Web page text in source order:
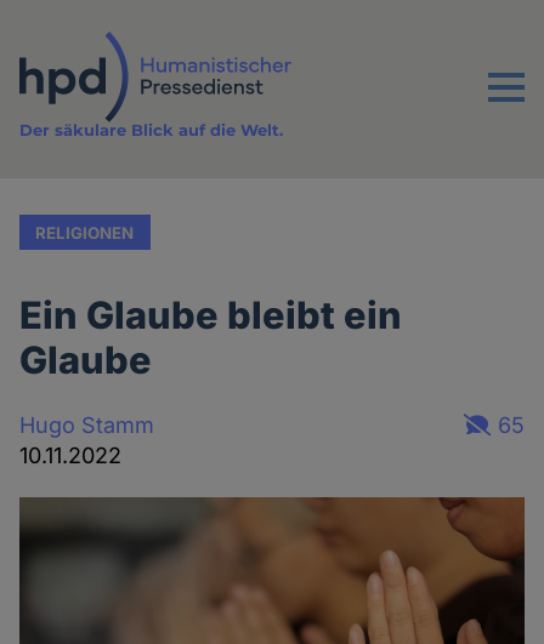
Inhalt
Menu
Der säkulare Blick auf die Welt.
RELIGIONEN
Ein Glaube bleibt ein
Glaube
Hugo Stamm
10.11.2022
65